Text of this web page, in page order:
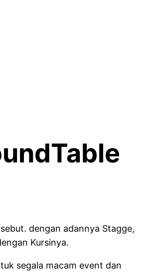
dengan adannya Stagge,
Kursinya.
segala macam event dan